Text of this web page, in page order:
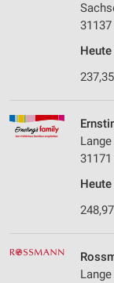
Speichern von
auf einem
Verwendung
Werbeanzeigen
Werbung
Verwendung
Erstellung von
von Inhalten
Verwendung von
personalisierter